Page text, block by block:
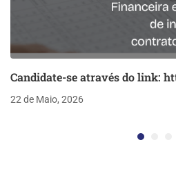
Candidate-se através do link:
22 de Maio, 2026